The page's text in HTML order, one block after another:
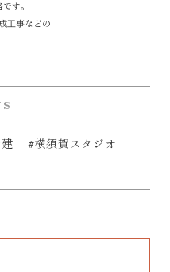
す。
⼯事などの
#横須賀スタジオ